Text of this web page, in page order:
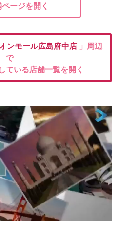
ージを開く
ンモール広島府中店 」周辺
で
ている店舗一覧を開く